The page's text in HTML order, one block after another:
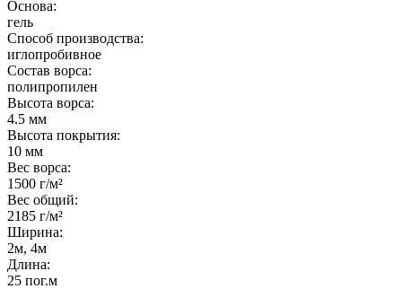
Основа:
гель
Способ производства:
иглопробивное
Состав ворса:
полипропилен
Высота ворса:
4.5 мм
Высота покрытия:
10 мм
Вес ворса:
1500 г/м²
Вес общий:
2185 г/м²
Ширина:
2м, 4м
Длина:
25 пог.м